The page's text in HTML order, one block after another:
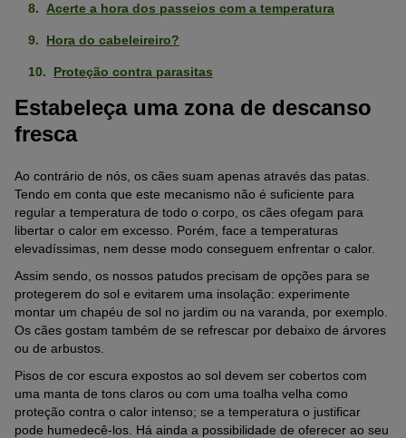
Acerte a hora dos passeios com a temperatura
Hora do cabeleireiro?
Proteção contra parasitas
Estabeleça uma zona de descanso
fresca
Ao contrário de nós, os cães suam apenas através das patas.
Tendo em conta que este mecanismo não é suficiente para
regular a temperatura de todo o corpo, os cães ofegam para
libertar o calor em excesso. Porém, face a temperaturas
elevadíssimas, nem desse modo conseguem enfrentar o calor.
Assim sendo, os nossos patudos precisam de opções para se
protegerem do sol e evitarem uma insolação: experimente
montar um chapéu de sol no jardim ou na varanda, por exemplo.
Os cães gostam também de se refrescar por debaixo de árvores
ou de arbustos.
Pisos de cor escura expostos ao sol devem ser cobertos com
uma manta de tons claros ou com uma toalha velha como
proteção contra o calor intenso; se a temperatura o justificar
pode humedecê-los. Há ainda a possibilidade de oferecer ao seu